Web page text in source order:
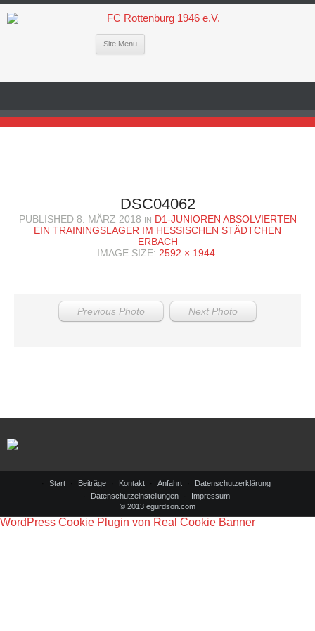
Site Menu
DSC04062
PUBLISHED 8. MÄRZ 2018 IN D1-JUNIOREN ABSOLVIERTEN
EIN TRAININGSLAGER IM HESSISCHEN STÄDTCHEN
ERBACH
IMAGE SIZE: 2592 × 1944
Previous Photo Next Photo
Start Beiträge Kontakt Anfahrt
Datenschutzerklärung
Datenschutzeinstellungen
Impressum
© 2013 egurdson.com
WordPress Cookie Plugin von Real Cookie Banner